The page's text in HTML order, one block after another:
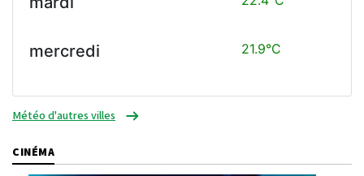
mercredi 21.9°C
Météo d'autres villes
CINÉMA